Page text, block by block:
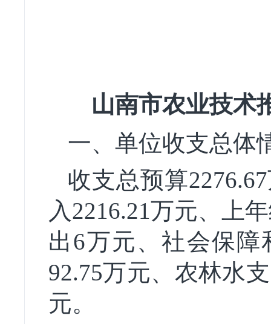
山南市农业技术
一、单位收支总体
收支总预算
入2216.21万元、上
出6万元、社会保障
92.75万元、农林水
元。